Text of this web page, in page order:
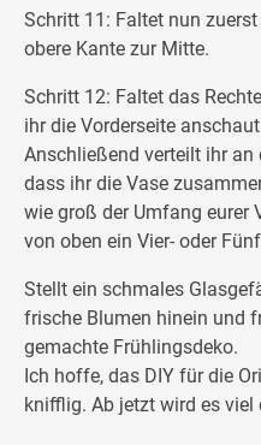
Schritt 11: Faltet nun
obere Kante zur Mitte.
Schritt 12: Faltet das
ihr die Vorderseite
Anschließend verteilt ihr an
dass ihr die Vase
wie groß der Umfang eurer
von oben ein Vier- oder
Stellt ein schmales
frische Blumen hinein und
gemachte Frühlingsdeko.
Ich hoffe, das DIY für die
knifflig. Ab jetzt wird es viel